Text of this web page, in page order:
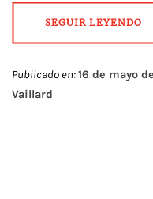
SEGUIR LEYENDO
Publicado en:16 de mayo
Vaillard